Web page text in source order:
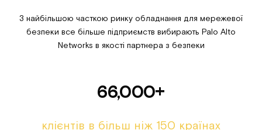
З найбільшою часткою ринку обладнання для мережевої
безпеки все більше підприємств вибирають Palo Alto
Networks в якості партнера з безпеки
66,000+
клієнтів в більш ніж 150 країнах